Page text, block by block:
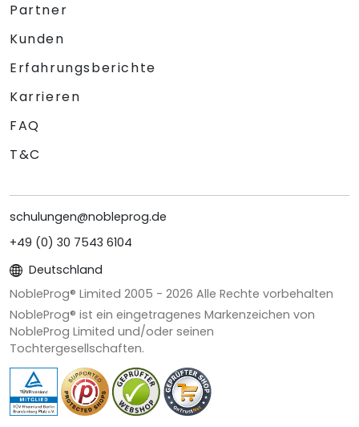
Partner
Kunden
Erfahrungsberichte
Karrieren
FAQ
T&C
schulungen@nobleprog.de
+49 (0) 30 7543 6104
Deutschland
NobleProg® Limited 2005 - 2026 Alle Rechte vorbehalten
NobleProg® ist ein eingetragenes Markenzeichen von
NobleProg Limited und/oder seinen
Tochtergesellschaften.